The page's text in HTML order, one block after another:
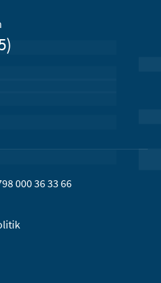
000 36 33 66